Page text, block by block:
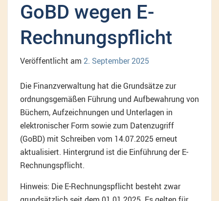
GoBD wegen E-
Rechnungspflicht
Veröffentlicht am 2. September 2025
Die Finanzverwaltung hat die Grundsätze zur
ordnungsgemäßen Führung und Aufbewahrung von
Büchern, Aufzeichnungen und Unterlagen in
elektronischer Form sowie zum Datenzugriff
(GoBD) mit Schreiben vom 14.07.2025 erneut
aktualisiert. Hintergrund ist die Einführung der E-
Rechnungspflicht.
Hinweis: Die E-Rechnungspflicht besteht zwar